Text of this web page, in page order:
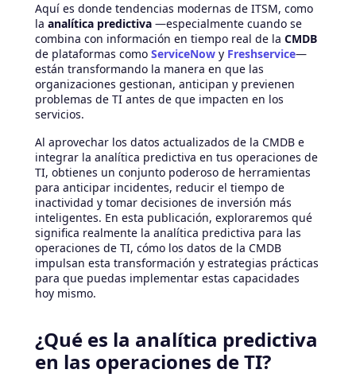
Aquí es donde tendencias modernas de ITSM, como
la analítica predictiva —especialmente cuando se
combina con información en tiempo real de la CMDB
de plataformas como ServiceNow y Freshservice—
están transformando la manera en que las
organizaciones gestionan, anticipan y previenen
problemas de TI antes de que impacten en los
servicios.
Al aprovechar los datos actualizados de la CMDB e
integrar la analítica predictiva en tus operaciones de
TI, obtienes un conjunto poderoso de herramientas
para anticipar incidentes, reducir el tiempo de
inactividad y tomar decisiones de inversión más
inteligentes. En esta publicación, exploraremos qué
significa realmente la analítica predictiva para las
operaciones de TI, cómo los datos de la CMDB
impulsan esta transformación y estrategias prácticas
para que puedas implementar estas capacidades
hoy mismo.
¿Qué es la analítica predictiva
en las operaciones de TI?